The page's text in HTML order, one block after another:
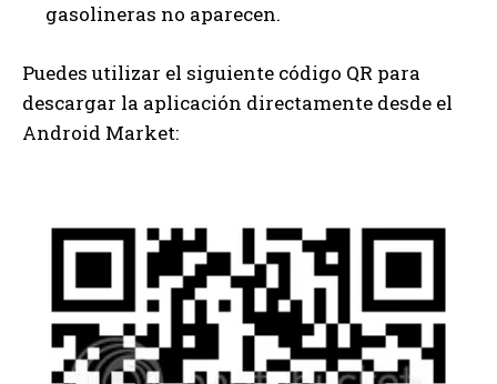
gasolineras no aparecen.
Puedes utilizar el siguiente código QR para
descargar la aplicación directamente desde el
Android Market: